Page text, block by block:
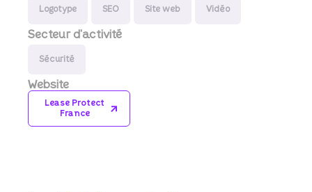
Logotype SEO Site web Vidéo
Secteur d’activité
Sécurité
Website
Lease Protect
France